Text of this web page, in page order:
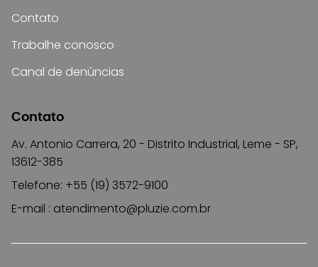
Contato
Trabalhe conosco
Canal de denúncias
Contato
Av. Antonio Carrera, 20 - Distrito Industrial, Leme - SP,
13612-385
Telefone: +55 (19) 3572-9100
E-mail : atendimento@pluzie.com.br